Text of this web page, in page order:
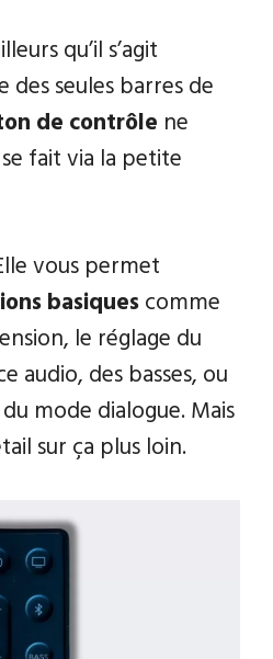
qu’il s’agit
des seules barres de
de contrôle ne
fait via la petite
vous permet
basiquescomme
le réglage du
audio, des basses, ou
mode dialogue. Mais
sur ça plus loin.